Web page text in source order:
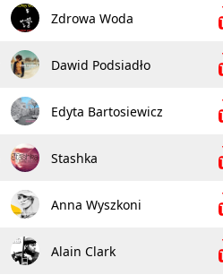
Zdrowa Woda
Dawid Podsiadło
Edyta Bartosiewicz
Stashka
Anna Wyszkoni
Alain Clark